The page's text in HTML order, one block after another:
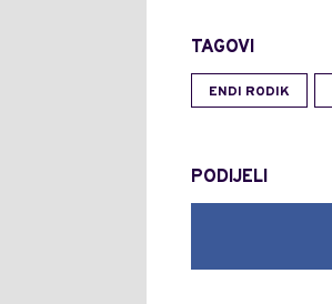
TAGOVI
ENDI RODIK
PODIJELI